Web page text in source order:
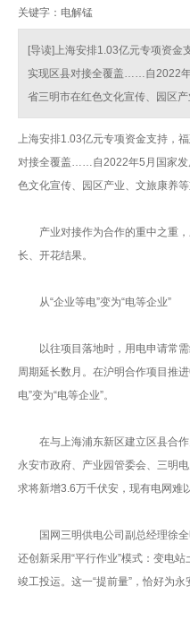
关键字：电解锰
[导读]上海安排1.03亿元专项资金
实现区县对接全覆盖……自2022年
省三明市在红色文化宣传、园区
上海安排1.03亿元专项资金支持，
对接全覆盖……自2022年5月国家发
色文化宣传、园区产业、文旅康养
产业对接作为合作的重中之重，
长、开花结果。
从“企业等电”变为“电等企业”
以往项目落地时，用电申请常需
周期延长数月。在沪明合作项目推
电”变为“电等企业”。
在与上海浦东新区建立区县合作
永安市政府、产业园管委会、三明
求将新增3.6万千伏安，现有电网难
国网三明供电公司副总经理徐全
还创新采用“平行作业”模式：变电
竣工投运。这一“提前量”，恰好为